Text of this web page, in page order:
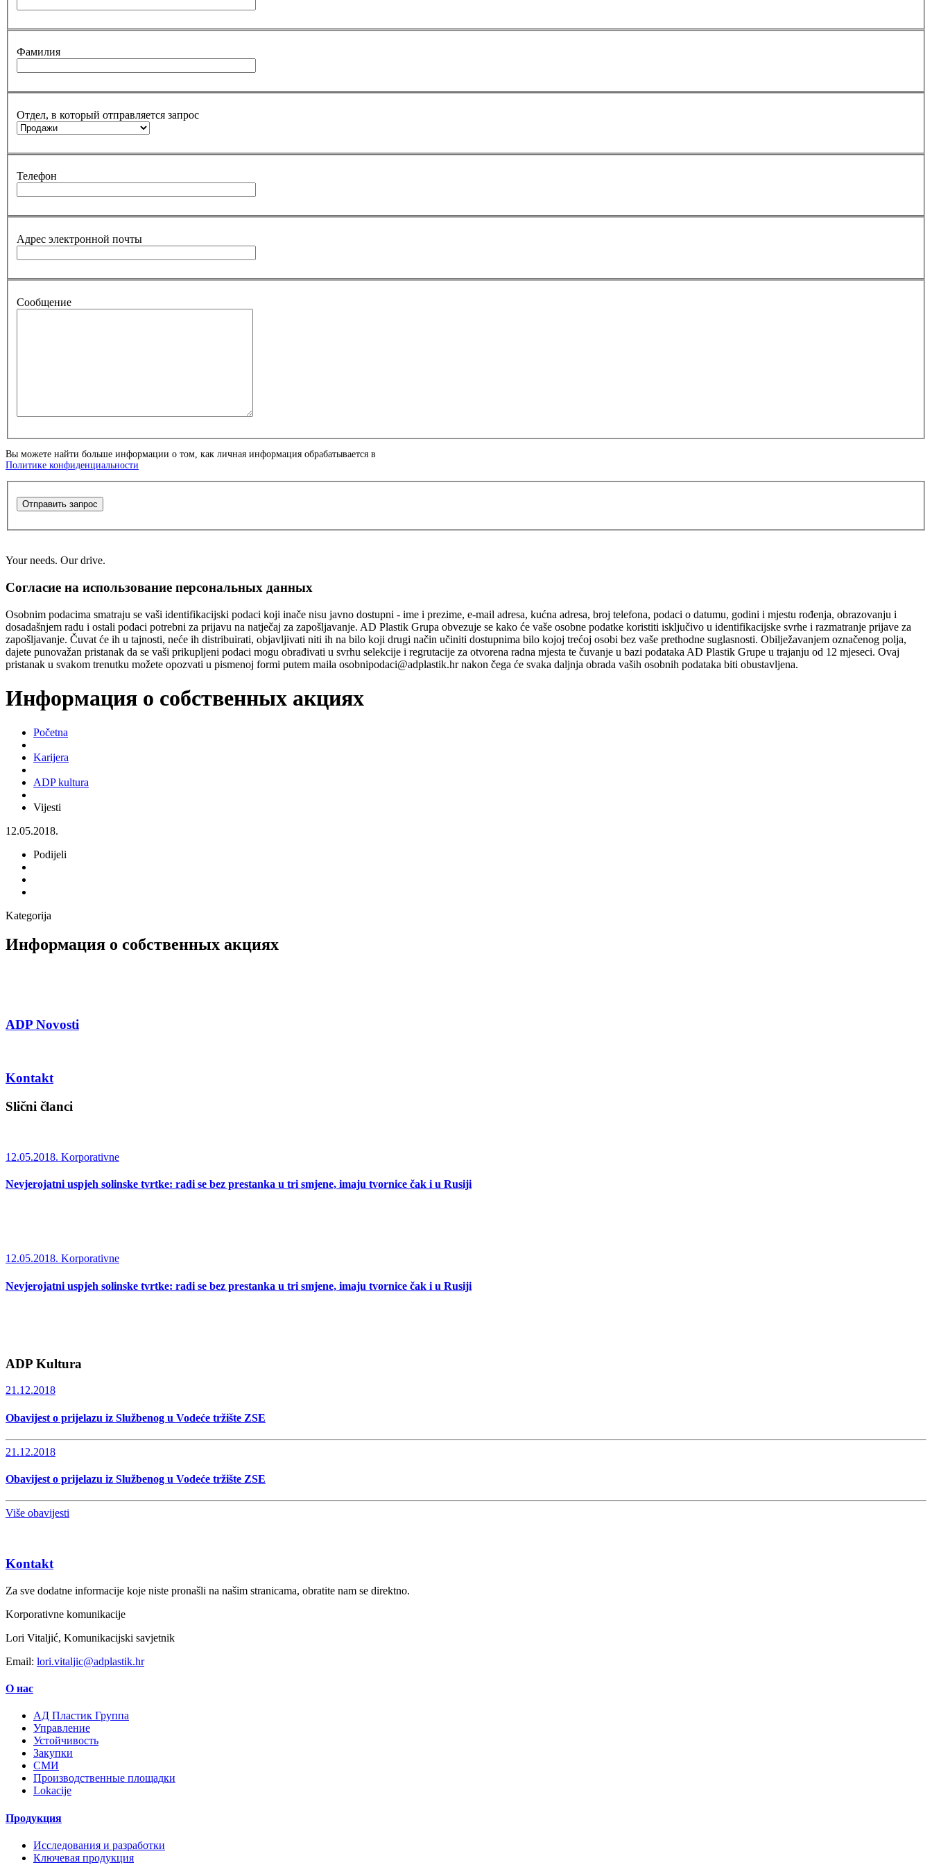
Фамилия
Отдел, в который отправляется запрос
Телефон
Адрес электронной почты
Сообщение
Вы можете найти больше информации о том, как личная информация обрабатывается в
Политике конфиденциальности
Отправить запрос
Your needs. Our drive.
Согласие на использование персональных данных
Osobnim podacima smatraju se vaši identifikacijski podaci koji inače nisu javno dostupni - ime i prezime, e-mail adresa, kućna adresa, broj telefona, podaci o datumu, godini i mjestu rođenja, obrazovanju i
dosadašnjem radu i ostali podaci potrebni za prijavu na natječaj za zapošljavanje. AD Plastik Grupa obvezuje se kako će vaše osobne podatke koristiti isključivo u identifikacijske svrhe i razmatranje prijave za
zapošljavanje. Čuvat će ih u tajnosti, neće ih distribuirati, objavljivati niti ih na bilo koji drugi način učiniti dostupnima bilo kojoj trećoj osobi bez vaše prethodne suglasnosti. Obilježavanjem označenog polja,
dajete punovažan pristanak da se vaši prikupljeni podaci mogu obrađivati u svrhu selekcije i regrutacije za otvorena radna mjesta te čuvanje u bazi podataka AD Plastik Grupe u trajanju od 12 mjeseci. Ovaj
pristanak u svakom trenutku možete opozvati u pismenoj formi putem maila osobnipodaci@adplastik.hr nakon čega će svaka daljnja obrada vaših osobnih podataka biti obustavljena.
Информация о собственных акциях
Početna
Karijera
ADP kultura
Vijesti
12.05.2018.
Podijeli
Kategorija
Информация о собственных акциях
ADP Novosti
Kontakt
Slični članci
12.05.2018. Korporativne
Nevjerojatni uspjeh solinske tvrtke: radi se bez prestanka u tri smjene, imaju tvornice čak i u Rusiji
12.05.2018. Korporativne
Nevjerojatni uspjeh solinske tvrtke: radi se bez prestanka u tri smjene, imaju tvornice čak i u Rusiji
ADP Kultura
21.12.2018
Obavijest o prijelazu iz Službenog u Vodeće tržište ZSE
21.12.2018
Obavijest o prijelazu iz Službenog u Vodeće tržište ZSE
Više obavijesti
Kontakt
Za sve dodatne informacije koje niste pronašli na našim stranicama, obratite nam se direktno.
Korporativne komunikacije
Lori Vitaljić, Komunikacijski savjetnik
Email: lori.vitaljic@adplastik.hr
О нас
AД Пластик Группа
Управление
Устойчивость
Закупки
СМИ
Производственные площадки
Lokacije
Продукция
Исследования и разработки
Ключевая продукция